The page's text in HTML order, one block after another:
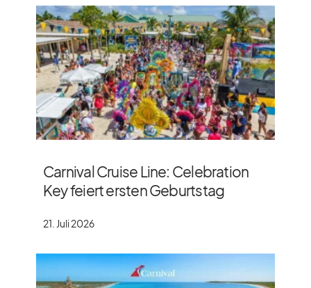
Carnival Cruise Line: Celebration
Key feiert ersten Geburtstag
21. Juli 2026